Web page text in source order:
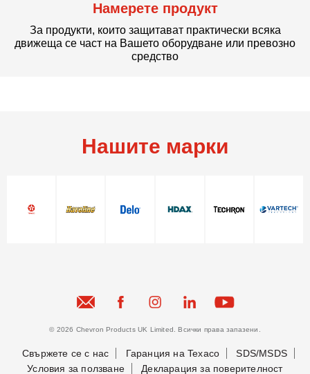
Намерете продукт
За продукти, които защитават практически всяка
движеща се част на Вашето оборудване или превозно
средство
Нашите марки
© 2026 Chevron Products UK Limited. Всички права запазени.
Свържете се с нас Гаранция на Texaco
SDS/MSDS
Условия за ползване
Декларация за поверителност